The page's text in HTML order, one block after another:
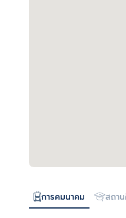
การคมนาคม สถา